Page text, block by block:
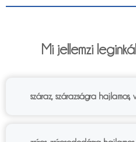
Mi jellemzi
száraz, szárazságra hajlamos,